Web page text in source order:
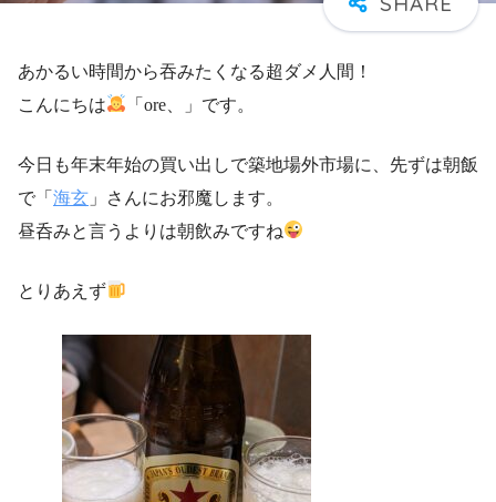
あかるい時間から吞みたくなる超ダメ人間！
こんにちは
「ore、」です。
今日も年末年始の買い出しで築地場外市場に、先ずは朝飯
で「 海玄 」さんにお邪魔します。
昼呑みと言うよりは朝飲みですね
とりあえず